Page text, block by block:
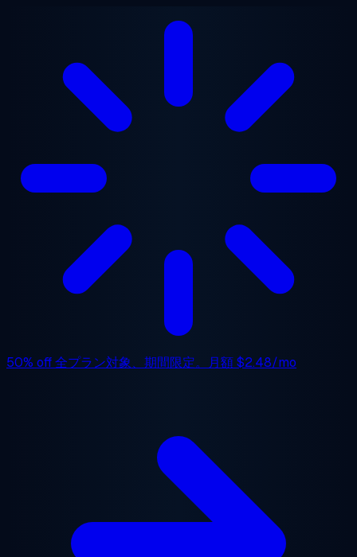
50% off全プラン対象、期間限定。月額$2.48/mo